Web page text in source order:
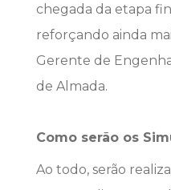
chegada da etapa
reforçando ainda
Gerente de
de Almada.
Como serão os
Ao todo, serão